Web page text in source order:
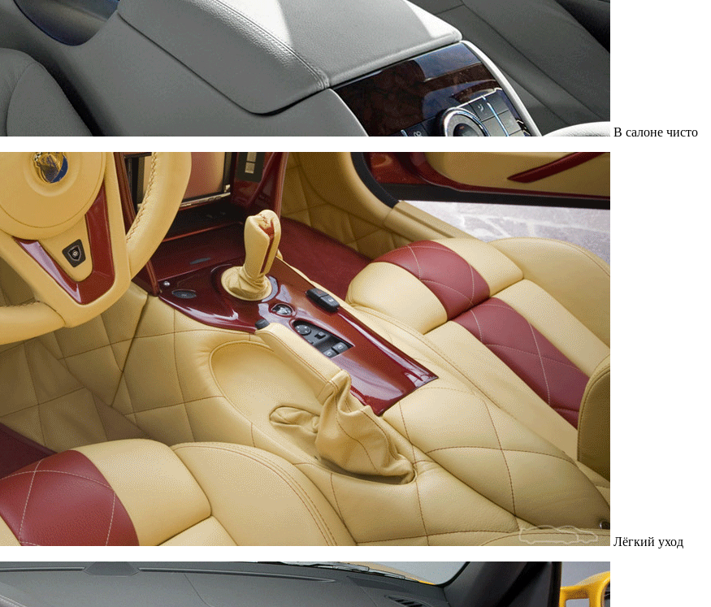
В салоне чисто
Лёгкий уход